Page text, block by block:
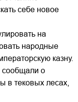
себе новое
на
народные
казну.
сообщали о
в тековых лесах,